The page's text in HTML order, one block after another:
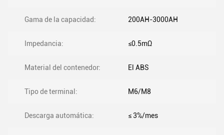
Gama de la capacidad: 200AH-3000AH
Impedancia: ≤0.5mΩ
Material del contenedor: El ABS
Tipo de terminal: M6/M8
Descarga automática: ≤ 3%/mes